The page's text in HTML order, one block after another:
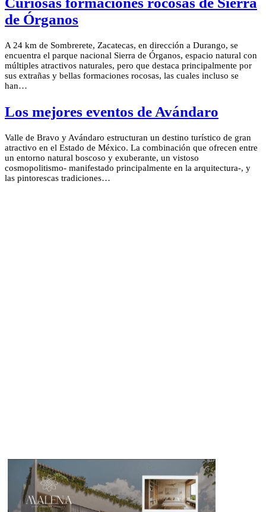
de Órganos
A 24 km de Sombrerete, Zacatecas, en dirección a Durango, se
encuentra el parque nacional Sierra de Órganos, espacio natural con
múltiples atractivos naturales, pero que destaca principalmente por
sus extrañas y bellas formaciones rocosas, las cuales incluso se
han…
Los mejores eventos de Avándaro
Valle de Bravo y Avándaro estructuran un destino turístico de gran
atractivo en el Estado de México. La combinación que ofrecen entre
un entorno natural boscoso y exuberante, un vistoso
cosmopolitismo- manifestado principalmente en la arquitectura-, y
las pintorescas tradiciones…